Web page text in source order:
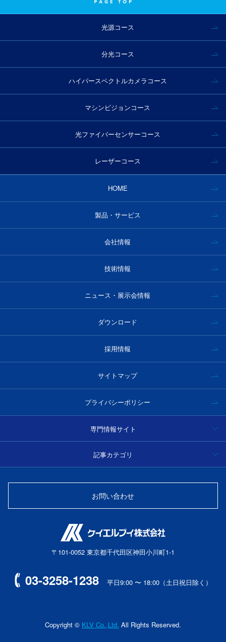
光源コース
分光コース
ハイパースペクトルカメラコース
マシンビジョンコース
光ファイバーセンサーコース
レーザーコース
HOME
製品・サービス
会社情報
技術情報
ニュース・展示会情報
ダウンロード
採用情報
サイトマップ
プライバシーポリシー
専門情報サイト
ハイパースペクトルカメラ事例集・技術情報
光学フィルター製品情報・技術情報
記事カテゴリ
分光
光源
光ファイバーセンサー
マシンビジョン
お問い合わせ
〒101-0052 東京都千代田区神田小川町1-1
03-3258-1238 平日9:00 〜 18:00（土日祝日除く）
Copyright © KLV Co.,Ltd. All Rights Reserved.